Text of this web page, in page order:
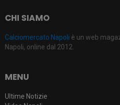
CHI SIAMO
Calciomercato Napoli è un web
Napoli, online dal 2012.
MENU
Ultime Notizie